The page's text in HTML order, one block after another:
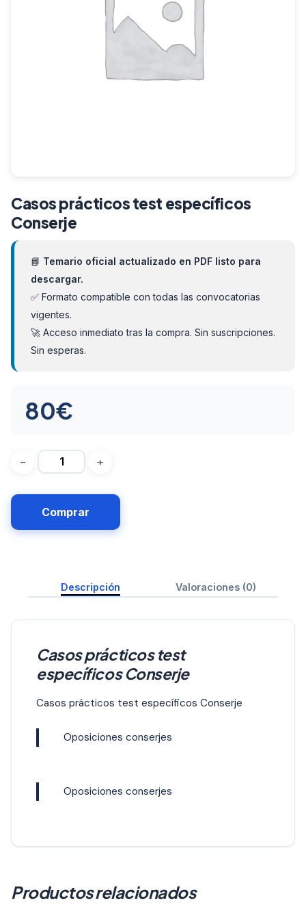
Casos prácticos test específicos
Conserje
📘 Temario oficial actualizado en PDF listo para
descargar.
✅ Formato compatible con todas las convocatorias
vigentes.
🚀 Acceso inmediato tras la compra. Sin suscripciones.
Sin esperas.
80€
Comprar
Descripción Valoraciones (0)
Casos prácticos test
específicos Conserje
Casos prácticos test específicos Conserje
Oposiciones conserjes
Oposiciones conserjes
Productos relacionados